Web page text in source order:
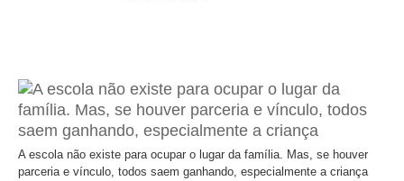
A escola não existe para ocupar o lugar da família. Mas, se houver
parceria e vínculo, todos saem ganhando, especialmente a criança